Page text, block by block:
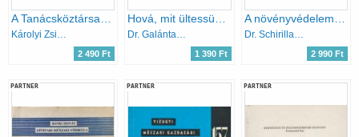
Károlyi Zsigmond
2 490 Ft
Dr. Galántai Miklós - Tóth Imre
1 390 Ft
Dr. Schirilla György
2 990 Ft
PARTNER PARTNER PARTNER